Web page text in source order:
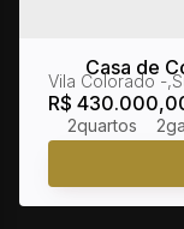
Casa de
R$
Vila Colorado ,
2 2